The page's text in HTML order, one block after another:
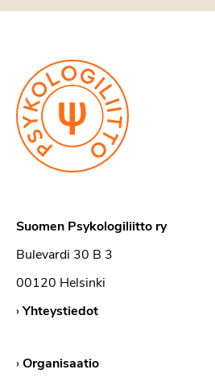
Suomen Psykologiliitto ry
Bulevardi 30 B 3
00120 Helsinki
›Yhteystiedot
›Organisaatio